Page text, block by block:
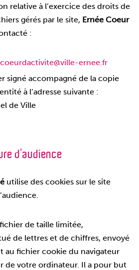
relative à l’exercice des droits de
gérés par le site, Ernée Coeur
:
coeurdactivite@ville-ernee.fr
signé accompagné de la copie
à l’adresse suivante :
de Ville
d’audience
utilise des cookies sur le site
de taille limitée,
de lettres et de chiffres, envoyé
au fichier cookie du navigateur
de votre ordinateur. Il a pour but